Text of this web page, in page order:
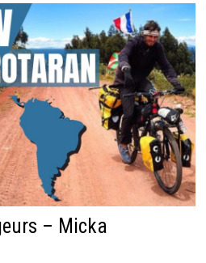
– Micka